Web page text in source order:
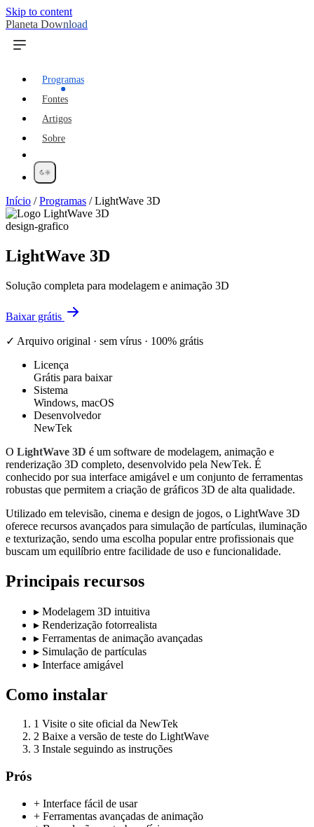
Skip to content
Planeta Download
Programas
Fontes
Artigos
Sobre
Início /Programas /LightWave 3D
design-grafico
LightWave 3D
Solução completa para modelagem e animação 3D
Baixar grátis
✓ Arquivo original · sem vírus · 100% grátis
Licença
Grátis para baixar
Sistema
Windows, macOS
Desenvolvedor
NewTek
O LightWave 3D é um software de modelagem, animação e
renderização 3D completo, desenvolvido pela NewTek. É
conhecido por sua interface amigável e um conjunto de ferramentas
robustas que permitem a criação de gráficos 3D de alta qualidade.
Utilizado em televisão, cinema e design de jogos, o LightWave 3D
oferece recursos avançados para simulação de partículas, iluminação
e texturização, sendo uma escolha popular entre profissionais que
buscam um equilíbrio entre facilidade de uso e funcionalidade.
Principais recursos
▸ Modelagem 3D intuitiva
▸ Renderização fotorrealista
▸ Ferramentas de animação avançadas
▸ Simulação de partículas
▸ Interface amigável
Como instalar
1 Visite o site oficial da NewTek
2 Baixe a versão de teste do LightWave
3 Instale seguindo as instruções
Prós
+ Interface fácil de usar
+ Ferramentas avançadas de animação